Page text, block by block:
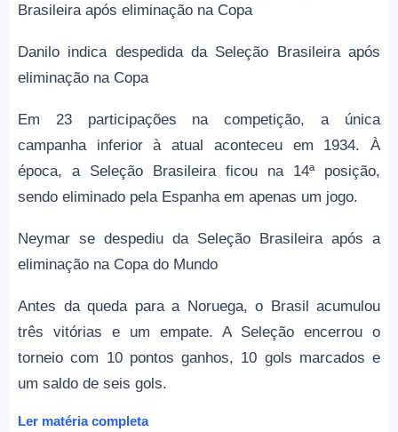
Brasileira após eliminação na Copa
Danilo indica despedida da Seleção Brasileira após
eliminação na Copa
Em 23 participações na competição, a única
campanha inferior à atual aconteceu em 1934. À
época, a Seleção Brasileira ficou na 14ª posição,
sendo eliminado pela Espanha em apenas um jogo.
Neymar se despediu da Seleção Brasileira após a
eliminação na Copa do Mundo
Antes da queda para a Noruega, o Brasil acumulou
três vitórias e um empate. A Seleção encerrou o
torneio com 10 pontos ganhos, 10 gols marcados e
um saldo de seis gols.
Ler matéria completa